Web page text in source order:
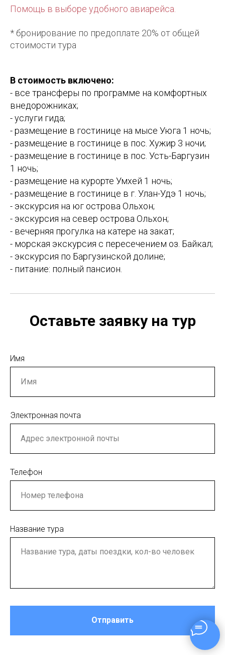
Помощь в выборе удобного авиарейса.
* бронирование по предоплате 20% от общей
стоимости тура
В стоимость включено:
- все трансферы по программе на комфортных
внедорожниках;
- услуги гида;
- размещение в гостинице на мысе Уюга 1 ночь;
- размещение в гостинице в пос. Хужир 3 ночи;
- размещение в гостинице в пос. Усть-Баргузин
1 ночь;
- размещение на курорте Умхей 1 ночь;
- размещение в гостинице в г. Улан-Удэ 1 ночь;
- экскурсия на юг острова Ольхон;
- экскурсия на север острова Ольхон;
- вечерняя прогулка на катере на закат;
- морская экскурсия с пересечением оз. Байкал;
- экскурсия по Баргузинской долине;
- питание: полный пансион.
Оставьте заявку на тур
Имя
Электронная почта
Телефон
Название тура
Отправить